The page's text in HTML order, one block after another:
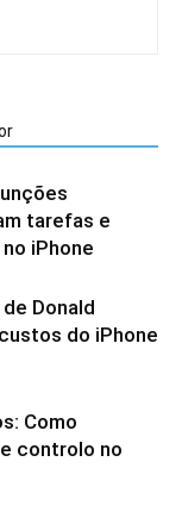
tarefas e
iPhone
Donald
do iPhone
Como
controlo no